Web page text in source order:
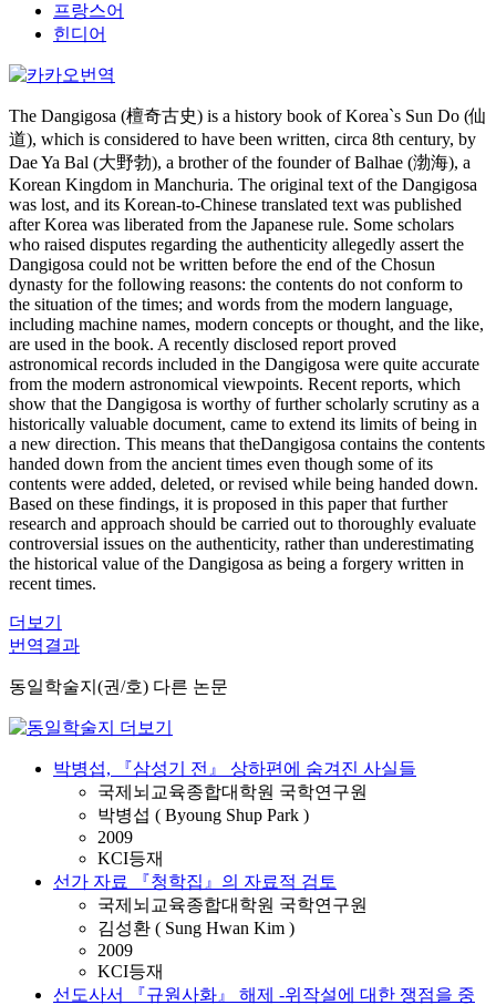
프랑스어
힌디어
The Dangigosa (檀奇古史) is a history book of Korea`s Sun Do (仙
道), which is considered to have been written, circa 8th century, by
Dae Ya Bal (大野勃), a brother of the founder of Balhae (渤海), a
Korean Kingdom in Manchuria. The original text of the Dangigosa
was lost, and its Korean-to-Chinese translated text was published
after Korea was liberated from the Japanese rule. Some scholars
who raised disputes regarding the authenticity allegedly assert the
Dangigosa could not be written before the end of the Chosun
dynasty for the following reasons: the contents do not conform to
the situation of the times; and words from the modern language,
including machine names, modern concepts or thought, and the like,
are used in the book. A recently disclosed report proved
astronomical records included in the Dangigosa were quite accurate
from the modern astronomical viewpoints. Recent reports, which
show that the Dangigosa is worthy of further scholarly scrutiny as a
historically valuable document, came to extend its limits of being in
a new direction. This means that theDangigosa contains the contents
handed down from the ancient times even though some of its
contents were added, deleted, or revised while being handed down.
Based on these findings, it is proposed in this paper that further
research and approach should be carried out to thoroughly evaluate
controversial issues on the authenticity, rather than underestimating
the historical value of the Dangigosa as being a forgery written in
recent times.
더보기
번역결과
동일학술지(권/호) 다른 논문
박병섭, 『삼성기 전』 상하편에 숨겨진 사실들
국제뇌교육종합대학원 국학연구원
박병섭 ( Byoung Shup Park )
2009
KCI등재
선가 자료 『청학집』의 자료적 검토
국제뇌교육종합대학원 국학연구원
김성환 ( Sung Hwan Kim )
2009
KCI등재
선도사서 『규원사화』 해제 -위작설에 대한 쟁점을 중